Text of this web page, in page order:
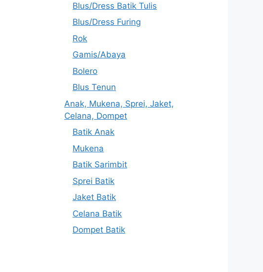
Blus/Dress Batik Tulis
Blus/Dress Furing
Rok
Gamis/Abaya
Bolero
Blus Tenun
Anak, Mukena, Sprei, Jaket,
Celana, Dompet
Batik Anak
Mukena
Batik Sarimbit
Sprei Batik
Jaket Batik
Celana Batik
Dompet Batik